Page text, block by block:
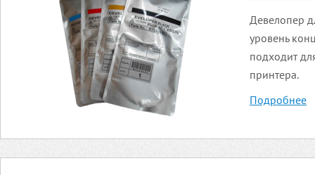
Девелопер
уровень
подходит
принтера.
Подробнее